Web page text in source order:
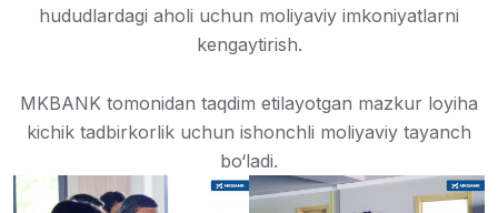
hududlardagi aholi uchun moliyaviy imkoniyatlarni
kengaytirish.
MKBANK tomonidan taqdim etilayotgan mazkur loyiha
kichik tadbirkorlik uchun ishonchli moliyaviy tayanch
bo‘ladi.